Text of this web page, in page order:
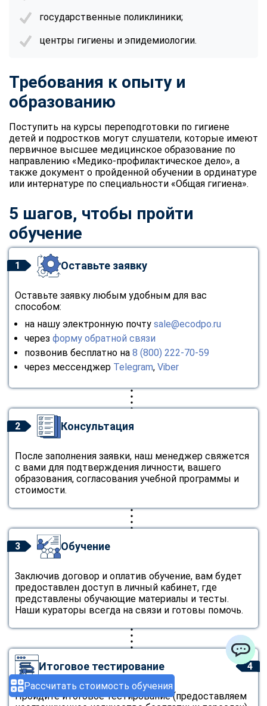
Рассчитать стоимость обучения
государственные поликлиники;
центры гигиены и эпидемиологии.
Требования к опыту и
образованию
Поступить на курсы переподготовки по гигиене
детей и подростков могут слушатели, которые имеют
первичное высшее медицинское образование по
направлению «Медико-профилактическое дело», а
также документ о пройденной обучении в ординатуре
или интернатуре по специальности «Общая гигиена».
5 шагов, чтобы пройти
обучение
1 Оставьте заявку
Оставьте заявку любым удобным для вас
способом:
на нашу электронную почту sale@ecodpo.ru
через форму обратной связи
позвонив бесплатно на 8 (800) 222-70-59
через мессенджер Telegram, Viber
2 Консультация
После заполнения заявки, наш менеджер свяжется
с вами для подтверждения личности, вашего
образования, согласования учебной программы и
стоимости.
3 Обучение
Заключив договор и оплатив обучение, вам будет
предоставлен доступ в личный кабинет, где
представлены обучающие материалы и тесты.
Наши кураторы всегда на связи и готовы помочь.
4
Итоговое тестирование
Пройдите итоговое тестирование (предоставляем
ChatApp
online
Мессенджеры
Свяжитесь с нами через любой удобный мессенджер!
Telegram
Vkontakte EMail
Max
ChatApp